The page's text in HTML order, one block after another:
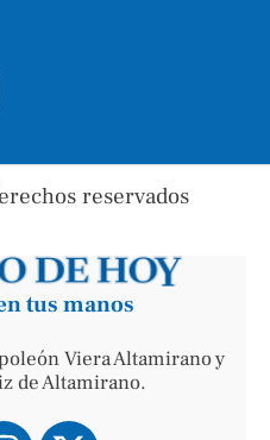
reservados
tus manos
Viera Altamirano y
de Altamirano.